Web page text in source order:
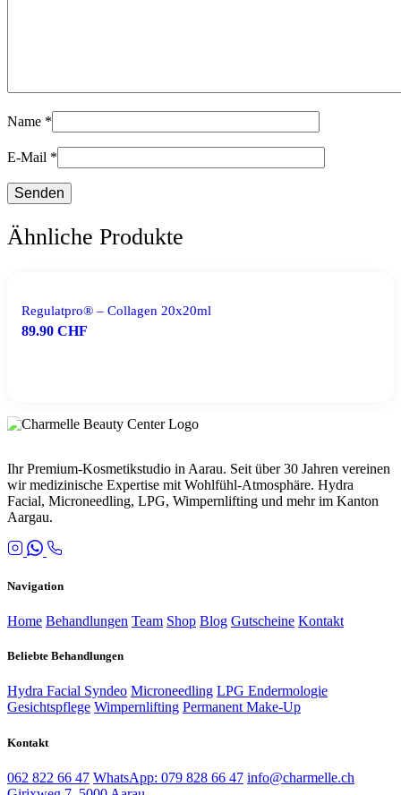
Name *
E-Mail *
Ähnliche Produkte
Regulatpro® – Collagen 20x20ml
89.90 CHF
Ihr Premium-Kosmetikstudio in Aarau. Seit über 30 Jahren vereinen
wir medizinische Expertise mit Wohlfühl-Atmosphäre. Hydra
Facial, Microneedling, LPG, Wimpernlifting und mehr im Kanton
Aargau.
Navigation
Home Behandlungen Team Shop Blog Gutscheine Kontakt
Beliebte Behandlungen
Hydra Facial Syndeo Microneedling LPG Endermologie
Gesichtspflege Wimpernlifting Permanent Make-Up
Kontakt
062 822 66 47 WhatsApp: 079 828 66 47 info@charmelle.ch